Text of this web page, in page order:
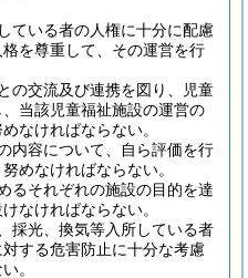
ている者の人権に十分に配慮
を尊重して、その運営を行
の交流及び連携を図り、児童
当該児童福祉施設の運営の
なければならない。
内容について、自ら評価を行
めなければならない。
るそれぞれの施設の目的を達
なければならない。
採光、換気等入所している者
する危害防止に十分な考慮
。